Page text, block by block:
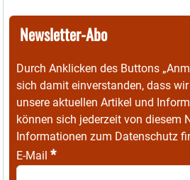
Newsletter-Abo
Durch Anklicken des Buttons
sich damit einverstanden, dass
unsere aktuellen Artikel und
können sich jederzeit von diesem
Informationen zum Datenschutz
E-Mail *